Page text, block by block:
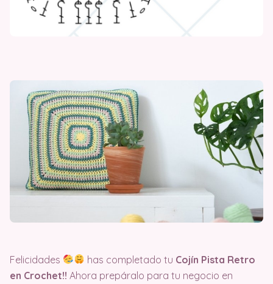
Felicidades has completado tu Cojín Pista Retro
en Crochet!! Ahora prepáralo para tu negocio en